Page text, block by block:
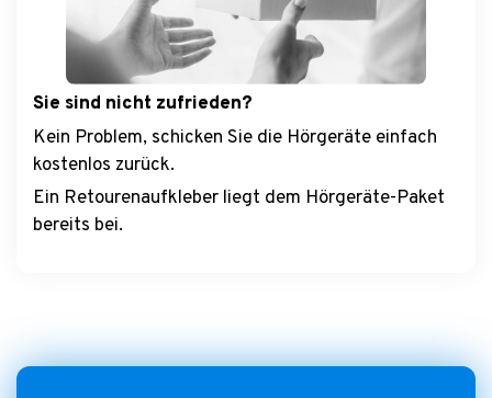
Sie sind nicht zufrieden?
Kein Problem, schicken Sie die Hörgeräte einfach
kostenlos zurück.
Ein Retourenaufkleber liegt dem Hörgeräte-Paket
bereits bei.